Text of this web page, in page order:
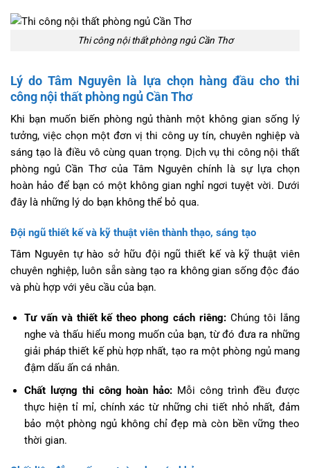
Thi công nội thất phòng ngủ Cần Thơ
Lý do Tâm Nguyên là lựa chọn hàng đầu cho thi
công nội thất phòng ngủ Cần Thơ
Khi bạn muốn biến phòng ngủ thành một không gian sống lý
tưởng, việc chọn một đơn vị thi công uy tín, chuyên nghiệp và
sáng tạo là điều vô cùng quan trọng. Dịch vụ thi công nội thất
phòng ngủ Cần Thơ của Tâm Nguyên chính là sự lựa chọn
hoàn hảo để bạn có một không gian nghỉ ngơi tuyệt vời. Dưới
đây là những lý do bạn không thể bỏ qua.
Đội ngũ thiết kế và kỹ thuật viên thành thạo, sáng tạo
Tâm Nguyên tự hào sở hữu đội ngũ thiết kế và kỹ thuật viên
chuyên nghiệp, luôn sẵn sàng tạo ra không gian sống độc đáo
và phù hợp với yêu cầu của bạn.
Tư vấn và thiết kế theo phong cách riêng: Chúng tôi lắng
nghe và thấu hiểu mong muốn của bạn, từ đó đưa ra những
giải pháp thiết kế phù hợp nhất, tạo ra một phòng ngủ mang
đậm dấu ấn cá nhân.
Chất lượng thi công hoàn hảo: Mỗi công trình đều được
thực hiện tỉ mỉ, chính xác từ những chi tiết nhỏ nhất, đảm
bảo một phòng ngủ không chỉ đẹp mà còn bền vững theo
thời gian.